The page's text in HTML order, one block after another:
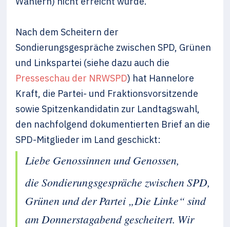
Nach dem Scheitern der
Sondierungsgespräche zwischen SPD, Grünen
und Linkspartei (siehe dazu auch die
Presseschau der NRWSPD) hat Hannelore
Kraft, die Partei- und Fraktionsvorsitzende
sowie Spitzenkandidatin zur Landtagswahl,
den nachfolgend dokumentierten Brief an die
SPD-Mitglieder im Land geschickt:
Liebe Genossinnen und Genossen,
die Sondierungsgespräche zwischen SPD,
Grünen und der Partei „Die Linke“ sind
am Donnerstagabend gescheitert. Wir